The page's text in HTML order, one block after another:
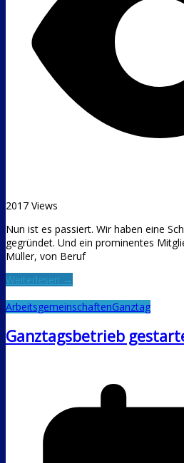
2017 Views
Nun ist es passiert. Wir haben eine
gegründet. Und ein prominentes
Müller, von Beruf
Weiterlesen →
ArbeitsgemeinschaftenGanztag
Ganztagsbetrieb